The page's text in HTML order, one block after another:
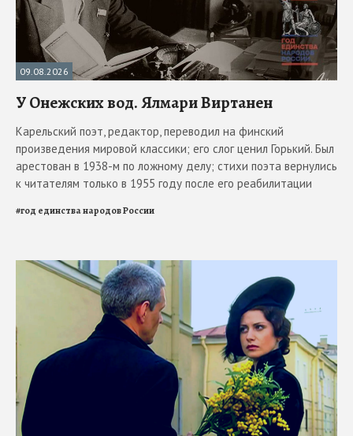
09.08.2026
У Онежских вод. Ялмари Виртанен
Карельский поэт, редактор, переводил на финский
произведения мировой классики; его слог ценил Горький. Был
арестован в 1938-м по ложному делу; стихи поэта вернулись
к читателям только в 1955 году после его реабилитации
#год единства народов России